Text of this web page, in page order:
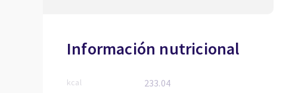
Información nutricional
kcal 233.04